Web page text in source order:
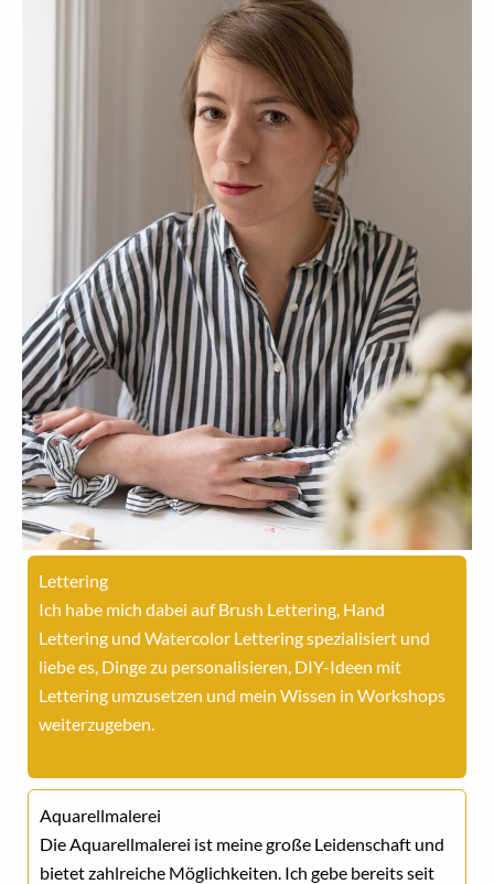
Lettering
Ich habe mich dabei auf Brush Lettering, Hand
Lettering und Watercolor Lettering spezialisiert und
liebe es, Dinge zu personalisieren, DIY-Ideen mit
Lettering umzusetzen und mein Wissen in Workshops
weiterzugeben.
Aquarellmalerei
Die Aquarellmalerei ist meine große Leidenschaft und
bietet zahlreiche Möglichkeiten. Ich gebe bereits seit